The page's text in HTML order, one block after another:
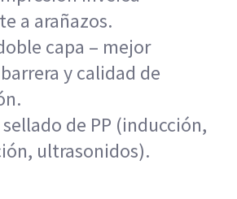
a arañazos.
capa – mejor
y calidad de
sellado de PP (inducción,
ultrasonidos).